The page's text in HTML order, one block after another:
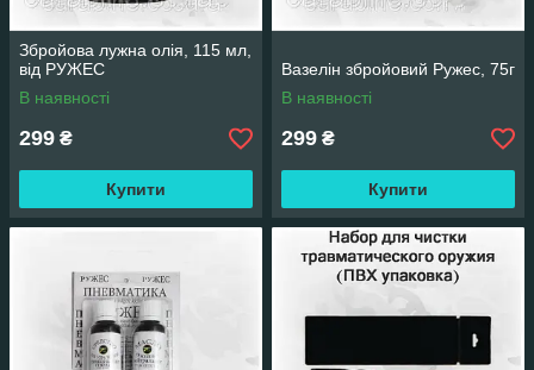
Збройова лужна олія, 115 мл,
від РУЖЕС
В наявності
299 ₴
Купити
Вазелін збройовий Ружес, 75г
В наявності
299 ₴
Купити